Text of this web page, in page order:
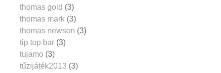
thomas gold (3)
thomas mark (3)
thomas newson (3)
tip top bar (3)
tujamo (3)
tűzijáték2013 (3)